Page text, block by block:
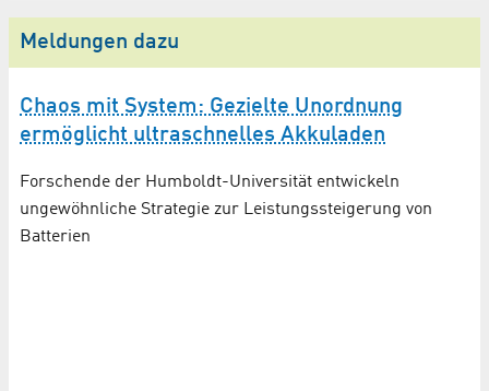
Meldungen dazu
Chaos mit System: Gezielte Unordnung
ermöglicht ultraschnelles Akkuladen
Forschende der Humboldt-Universität entwickeln
ungewöhnliche Strategie zur Leistungssteigerung von
Batterien